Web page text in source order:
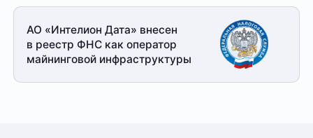
АО «Интелион Дата» внесен
в реестр ФНС как оператор
майнинговой инфраструктуры